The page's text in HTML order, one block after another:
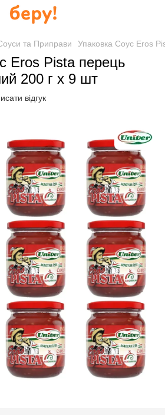
та Приправи Упаковка Соус Eros
Eros Pista перець
200 г х 9 шт
відгук